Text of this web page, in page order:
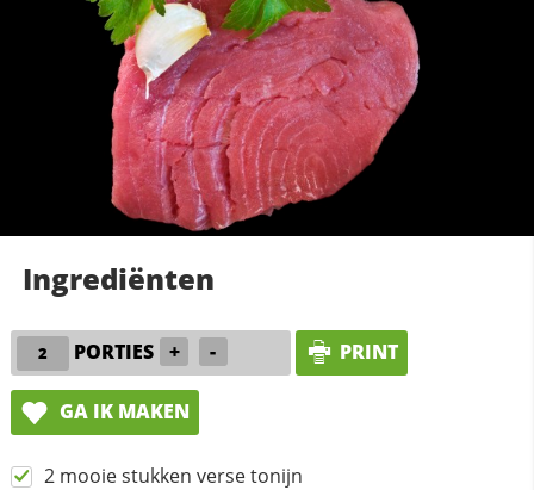
Ingrediënten
PORTIES + - PRINT
GA IK MAKEN
2 mooie stukken verse tonijn